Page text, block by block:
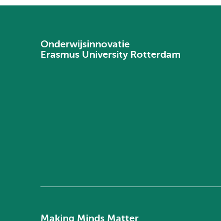
Onderwijsinnovatie
Erasmus University Rotterdam
Making Minds Matter